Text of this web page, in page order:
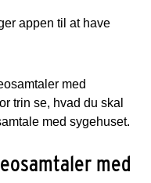
appen til at have
med
trin se, hvad du skal
med sygehuset.
med